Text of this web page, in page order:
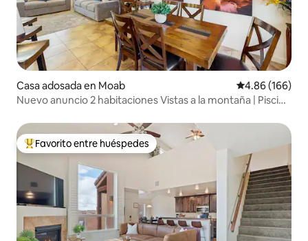
Casa adosada en Moab Calificación
4.86 (166)
Nuevo anuncio 2 habitaciones Vistas a la montaña | Piscina
Favorito entre huéspedes preferido
Favorito entre huéspedes